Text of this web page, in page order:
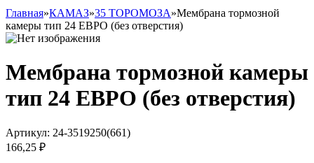
Главная»КАМАЗ»35 ТОРОМОЗА»Мембрана тормозной
камеры тип 24 ЕВРО (без отверстия)
Мембрана тормозной камеры
тип 24 ЕВРО (без отверстия)
Артикул: 24-3519250(661)
166,25 ₽